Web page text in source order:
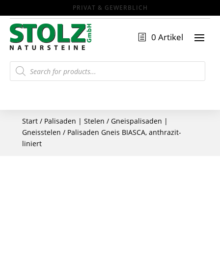
0 Artikel
Products
search
Start/ Palisaden | Stelen / Gneispalisaden |
Gneisstelen / Palisaden Gneis BIASCA, anthrazit-
liniert